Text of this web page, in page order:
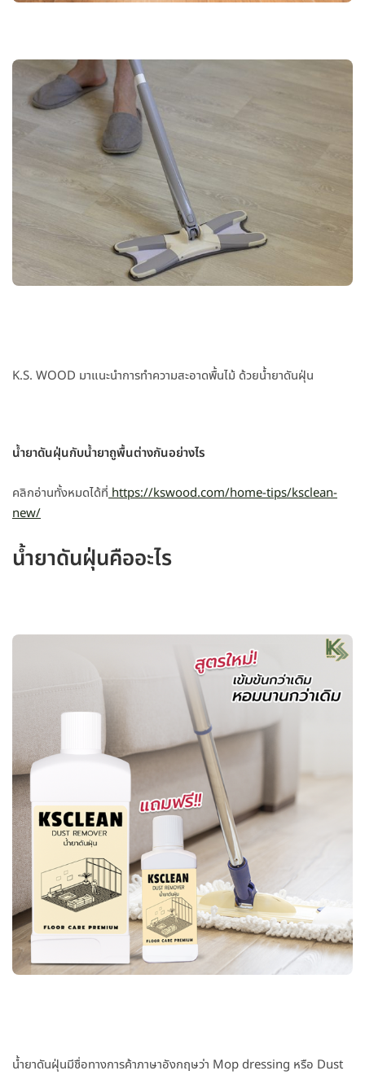
K.S. WOOD มาแนะนำการทำความสะอาดพื้นไม้ ด้วยน้ำยาดันฝุ่น
น้ำยาดันฝุ่นกับน้ำยาถูพื้นต่างกันอย่างไร
คลิกอ่านทั้งหมดได้ที่ https://kswood.com/home-tips/ksclean-
new/
น้ำยาดันฝุ่นคืออะไร
น้ำยาดันฝุ่นมีชื่อทางการค้าภาษาอังกฤษว่า Mop dressing หรือ Dust